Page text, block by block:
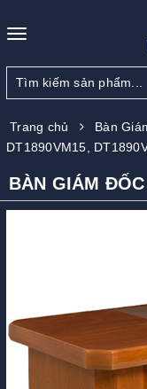
Toggle
Trang chủ Bàn
DT1890VM15,
BÀN GIÁM